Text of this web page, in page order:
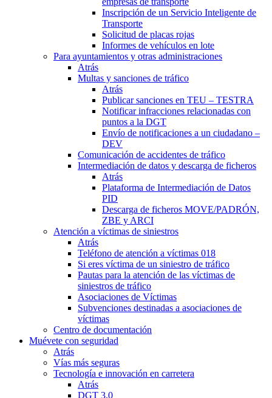
Inscripción de un Servicio Inteligente de
Transporte
Solicitud de placas rojas
Informes de vehículos en lote
Para ayuntamientos y otras administraciones
Atrás
Multas y sanciones de tráfico
Atrás
Publicar sanciones en TEU – TESTRA
Notificar infracciones relacionadas con
puntos a la DGT
Envío de notificaciones a un ciudadano –
DEV
Comunicación de accidentes de tráfico
Intermediación de datos y descarga de ficheros
Atrás
Plataforma de Intermediación de Datos
PID
Descarga de ficheros MOVE/PADRÓN,
ZBE y ARCI
Atención a víctimas de siniestros
Atrás
Teléfono de atención a víctimas 018
Si eres víctima de un siniestro de tráfico
Pautas para la atención de las víctimas de
siniestros de tráfico
Asociaciones de Víctimas
Subvenciones destinadas a asociaciones de
víctimas
Centro de documentación
Muévete con seguridad
Atrás
Vías más seguras
Tecnología e innovación en carretera
Atrás
DGT 3.0